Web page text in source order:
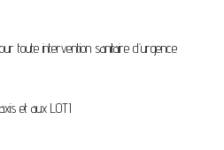
toute intervention sanitaire d’urgence
et aux LOTI